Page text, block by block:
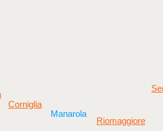
Corniglia
Manarola
Riomaggiore